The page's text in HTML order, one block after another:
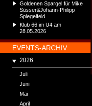
Goldenen Spargel für Mike
Süsser&Johann-Philipp
Spiegelfeld
Klub 66 im U4 am
28.05.2026
EVENTS-ARCHIV
2026
Juli
Juni
Mai
April